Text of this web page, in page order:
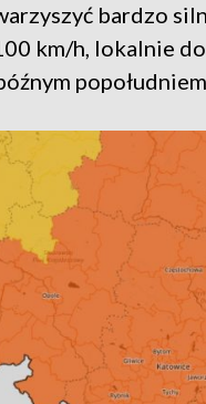
bardzo
km/h, lokalnie